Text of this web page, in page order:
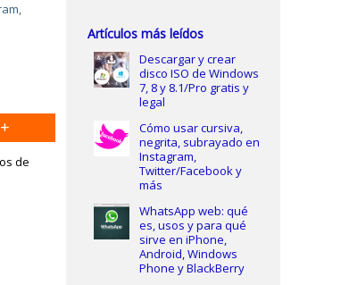
,
de
Artículos más leídos
Descargar y crear
disco ISO de Windows
7, 8 y 8.1/Pro gratis y
legal
Cómo usar cursiva,
negrita, subrayado en
Instagram,
Twitter/Facebook y
más
WhatsApp web: qué
es, usos y para qué
sirve en iPhone,
Android, Windows
Phone y BlackBerry